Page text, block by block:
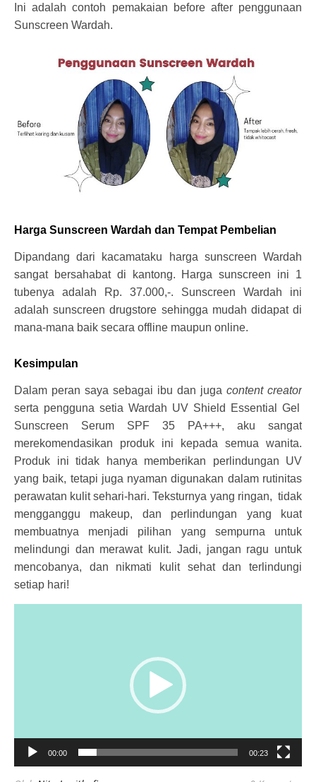
Ini adalah contoh pemakaian before after penggunaan
Sunscreen Wardah.
Harga Sunscreen Wardah dan Tempat Pembelian
Dipandang dari kacamataku harga sunscreen Wardah
sangat bersahabat di kantong. Harga sunscreen ini 1
tubenya adalah Rp. 37.000,-. Sunscreen Wardah ini
adalah sunscreen drugstore sehingga mudah didapat di
mana-mana baik secara offline maupun online.
Kesimpulan
Dalam peran saya sebagai ibu dan juga content creator
serta pengguna setia Wardah UV Shield Essential Gel
Sunscreen Serum SPF 35 PA+++, aku sangat
merekomendasikan produk ini kepada semua wanita.
Produk ini tidak hanya memberikan perlindungan UV
yang baik, tetapi juga nyaman digunakan dalam rutinitas
perawatan kulit sehari-hari. Teksturnya yang ringan, tidak
mengganggu makeup, dan perlindungan yang kuat
membuatnya menjadi pilihan yang sempurna untuk
melindungi dan merawat kulit. Jadi, jangan ragu untuk
mencobanya, dan nikmati kulit sehat dan terlindungi
setiap hari!
00:00 00:23